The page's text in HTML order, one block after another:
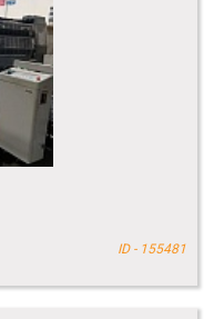
ID - 155481